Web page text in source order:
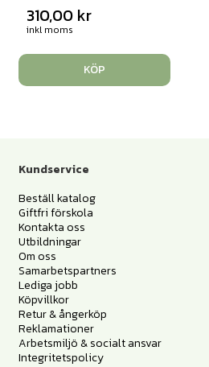
310,00 kr
inkl moms
KÖP
Kundservice
Beställ katalog
Giftfri förskola
Kontakta oss
Utbildningar
Om oss
Samarbetspartners
Lediga jobb
Köpvillkor
Retur & ångerköp
Reklamationer
Arbetsmiljö & socialt ansvar
Integritetspolicy